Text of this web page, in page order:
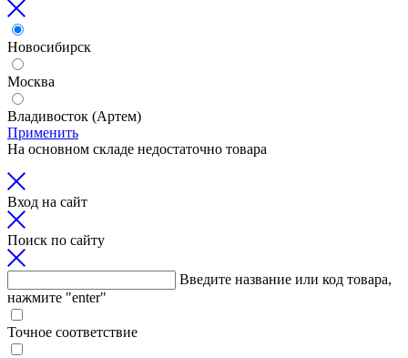
Новосибирск
Москва
Владивосток (Артем)
Применить
На основном складе недостаточно товара
Вход на сайт
Поиск по сайту
Введите название или код товара,
нажмите "enter"
Точное соответствие